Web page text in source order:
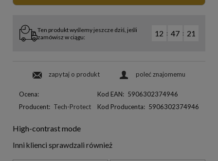
Ten produkt wyślemy jeszcze dziś, jeśli
zamówisz w ciągu:
12 : 47 : 20
zapytaj o produkt poleć znajomemu
Ocena:
Producent: Tech-Protect
Kod EAN: 5906302374946
Kod Producenta: 5906302374946
High-contrast mode
Inni klienci sprawdzali również